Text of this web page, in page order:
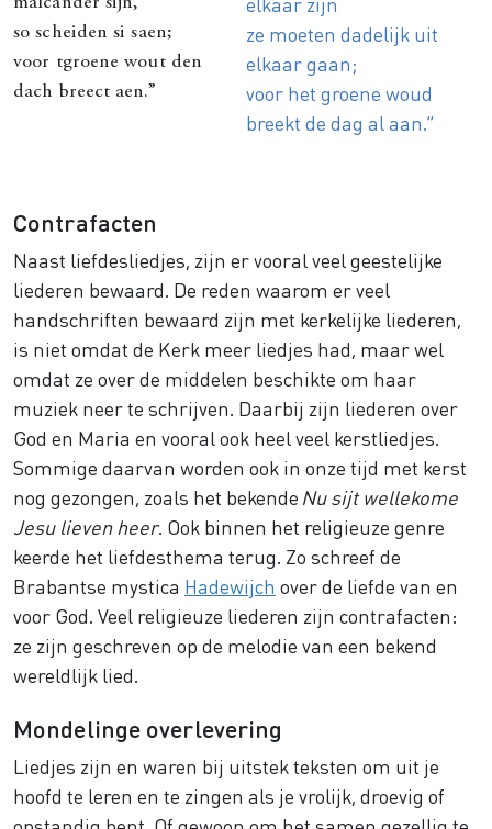
so scheiden si saen;
voor tgroene wout den
dach breect aen.”
ze moeten dadelijk uit
elkaar gaan;
voor het groene woud
breekt de dag al aan.”
Contrafacten
Naast liefdesliedjes, zijn er vooral veel geestelijke
liederen bewaard. De reden waarom er veel
handschriften bewaard zijn met kerkelijke liederen,
is niet omdat de Kerk meer liedjes had, maar wel
omdat ze over de middelen beschikte om haar
muziek neer te schrijven. Daarbij zijn liederen over
God en Maria en vooral ook heel veel kerstliedjes.
Sommige daarvan worden ook in onze tijd met kerst
nog gezongen, zoals het bekende Nu sijt wellekome
Jesu lieven heer. Ook binnen het religieuze genre
keerde het liefdesthema terug. Zo schreef de
Brabantse mystica Hadewijch over de liefde van en
voor God. Veel religieuze liederen zijn contrafacten:
ze zijn geschreven op de melodie van een bekend
wereldlijk lied.
Mondelinge overlevering
Liedjes zijn en waren bij uitstek teksten om uit je
hoofd te leren en te zingen als je vrolijk, droevig of